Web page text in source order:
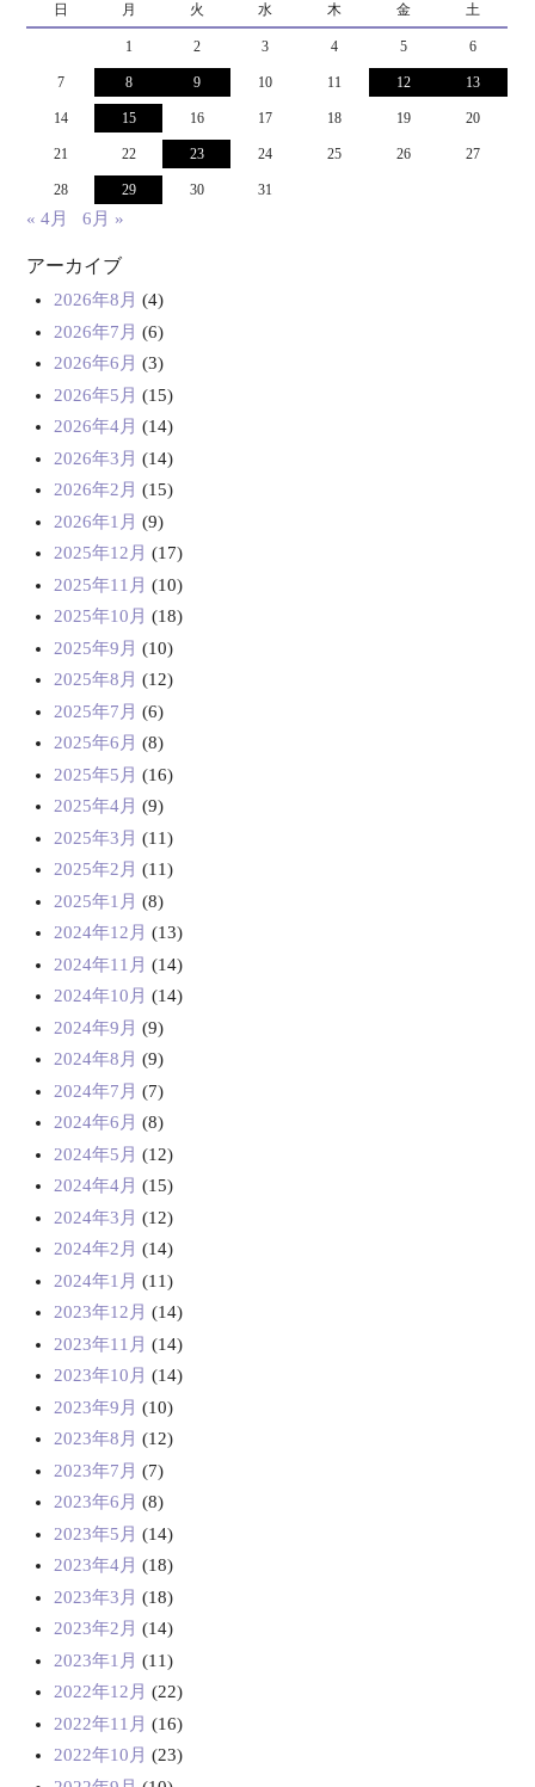
日 月 火 水 木 金 土
1 2 3 4 5 6
7 8 9 10 11 12 13
14 15 16 17 18 19 20
21 22 23 24 25 26 27
28 29 30 31
« 4月 6月 »
アーカイブ
2026年8月 (4)
2026年7月 (6)
2026年6月 (3)
2026年5月 (15)
2026年4月 (14)
2026年3月 (14)
2026年2月 (15)
2026年1月 (9)
2025年12月 (17)
2025年11月 (10)
2025年10月 (18)
2025年9月 (10)
2025年8月 (12)
2025年7月 (6)
2025年6月 (8)
2025年5月 (16)
2025年4月 (9)
2025年3月 (11)
2025年2月 (11)
2025年1月 (8)
2024年12月 (13)
2024年11月 (14)
2024年10月 (14)
2024年9月 (9)
2024年8月 (9)
2024年7月 (7)
2024年6月 (8)
2024年5月 (12)
2024年4月 (15)
2024年3月 (12)
2024年2月 (14)
2024年1月 (11)
2023年12月 (14)
2023年11月 (14)
2023年10月 (14)
2023年9月 (10)
2023年8月 (12)
2023年7月 (7)
2023年6月 (8)
2023年5月 (14)
2023年4月 (18)
2023年3月 (18)
2023年2月 (14)
2023年1月 (11)
2022年12月 (22)
2022年11月 (16)
2022年10月 (23)